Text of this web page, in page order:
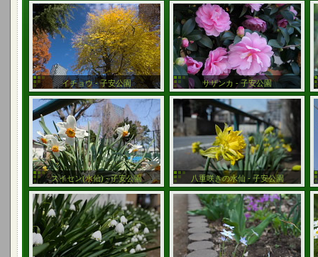
イチョウ - 子安公園 サザンカ - 子安公園
スイセン(水仙) - 子安公園 八重咲きの水仙 - 子安公園